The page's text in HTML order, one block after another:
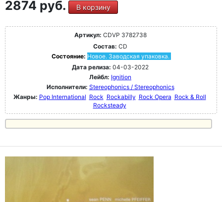
2874 руб. В корзину
Артикул: CDVP 3782738
Состав: CD
Состояние: Новое. Заводская упаковка.
Дата релиза: 04-03-2022
Лейбл: Ignition
Исполнители: Stereophonics / Stereophonics
Жанры: Pop International Rock Rockabilly Rock Opera Rock & Roll
Rocksteady